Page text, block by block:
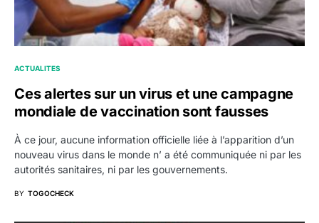
ACTUALITES
Ces alertes sur un virus et une campagne
mondiale de vaccination sont fausses
À ce jour, aucune information officielle liée à l’apparition d’un
nouveau virus dans le monde n’ a été communiquée ni par les
autorités sanitaires, ni par les gouvernements.
BY TOGOCHECK